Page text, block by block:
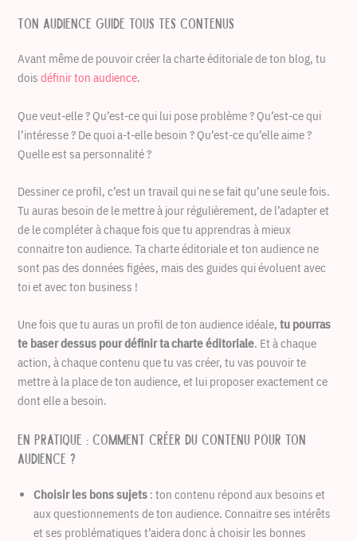
Ton audience guide tous tes contenus
Avant même de pouvoir créer la charte éditoriale de ton blog, tu
doisdéfinir ton audience.
Que veut-elle ? Qu’est-ce qui lui pose problème ? Qu’est-ce qui
l’intéresse ? De quoi a-t-elle besoin ? Qu’est-ce qu’elle aime ?
Quelle est sa personnalité ?
Dessiner ce profil, c’est un travail qui ne se fait qu’une seule fois.
Tu auras besoin de le mettre à jour régulièrement, de l’adapter et
de le compléter à chaque fois que tu apprendras à mieux
connaitre ton audience. Ta charte éditoriale et ton audience ne
sont pas des données figées, mais des guides qui évoluent avec
toi et avec ton business !
Une fois que tu auras un profil de ton audience idéale,tu pourras
te baser dessus pour définir ta charte éditoriale. Et à chaque
action, à chaque contenu que tu vas créer, tu vas pouvoir te
mettre à la place de ton audience, et lui proposer exactement ce
dont elle a besoin.
En pratique : comment créer du contenu pour ton
audience ?
Choisir les bons sujets : ton contenu répond aux besoins et
aux questionnements de ton audience. Connaitre ses intérêts
et ses problématiques t’aidera donc à choisir les bonnes